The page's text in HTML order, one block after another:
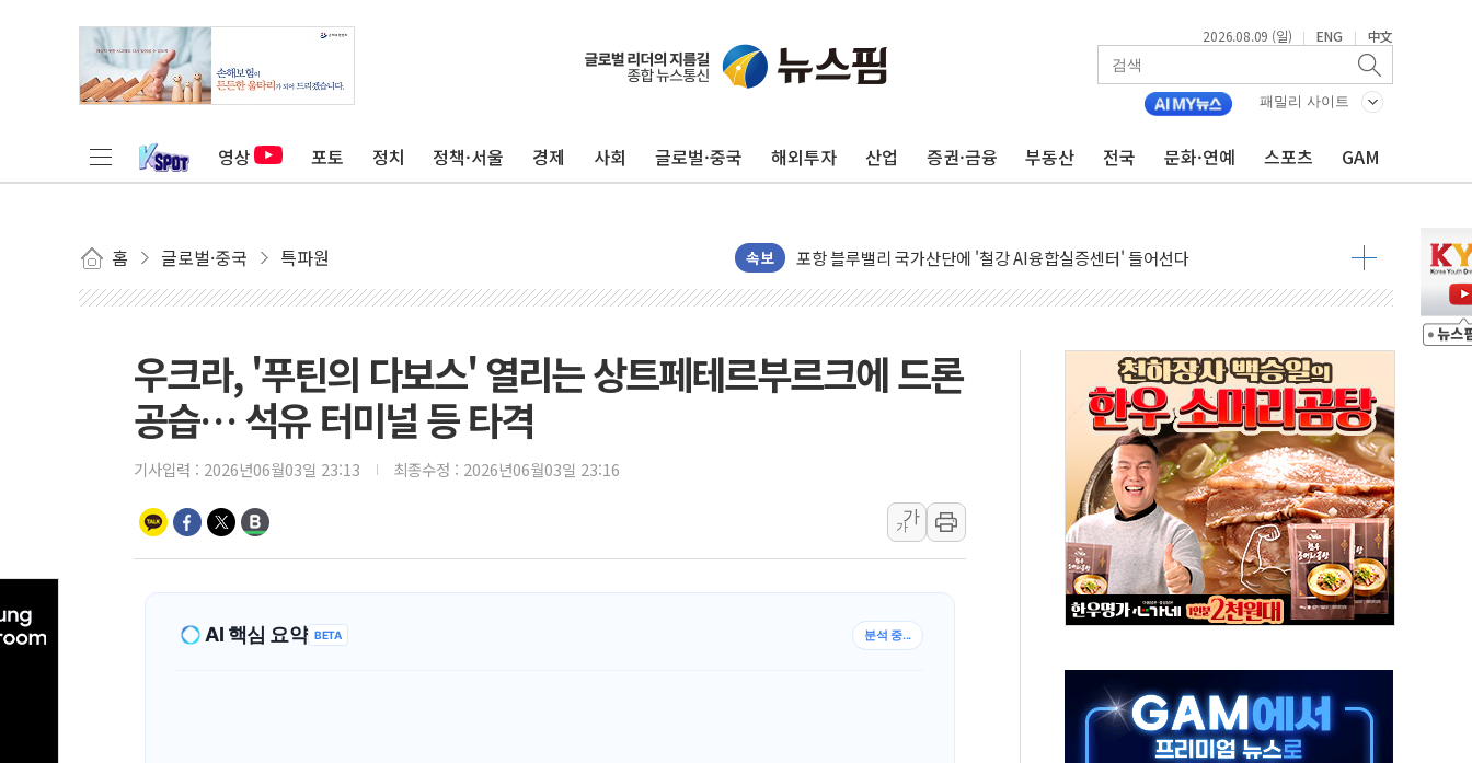
2026.08.09 (일) | ENG | 中文
패밀리 사이트
영상 포토 정치 정책·서울 경제 사회 글로벌·중국 해외투자 산업 증권·금융 부동산 전국 문화·연예 스포츠 GAM
홈 글로벌·중국 특파원 속보
평택 진위면 공장서 질식사고 발생…작업자 1명 숨져
상주 낙동강 선착장 하류서 50대 숨진 채 발견...경찰, 조사 중
[종합] 김민석, 정청래에 누적 '1.48%p' 차 선두 유지...金 46.01% vs 鄭 44.53%
인천서 말다툼 중 어머니 살해 10대 구속…범행 후 반려견도 죽여
김민석, 강원·대구·경북 경선서 정청래에 승리…金 48.54% vs 鄭 44.40%
[속보] 민주, 강원·대구·경북 경선 결과...김민석 48.54% 정청래 44.40%
[속보] 민주, 경북 경선 결과 발표...김민석 47.37% 정청래 45.71% 송영길 6.92%
[속보] 민주, 대구 경선 결과 발표...정청래 47.82% 김민석 46.35% 송영길 5.83%
[속보] 민주, 강원 경선 결과 발표...김민석 50.30% 정청래 41.94% 송영길 7.76%
정재헌 CEO, SKT 장기고객 400명 맞이…"마음 잇는 시간 되길"
최태원, 노소영에 9440억 지급 확정되나…재상고 앞두고 막판 셈법
하나금융, 명동 소상공인에 '행복상자' 전달
인천시 광복절 현수막 '태극기 거꾸로' 논란…이틀만에 철거
병무청, 보충역 전면 손질… 예술·체육요원 최대 33% 감축
홈플러스發 대형마트 판매, 역대 최대폭 감소한 9.4%↓…유통업계 양극화 심화
윤준병·이해민 의원, '정부 특사'로 콜롬비아 대통령 취임식 참석
우크라, '푸틴의 다보스' 열리는 상트페테르부르크에 드론
공습… 석유 터미널 등 타격
기사입력 : 2026년06월03일 23:13 최종수정 : 2026년06월03일 23:16
가
가
AI 핵심 요약 BETA 분석 중...